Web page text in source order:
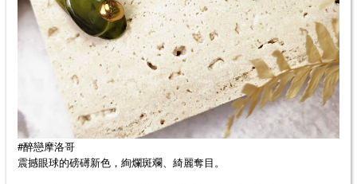
#醉戀摩洛哥
震撼眼球的磅礡新色，絢爛斑斕、綺麗奪目。